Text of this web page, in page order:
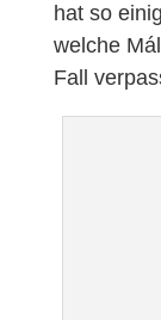
hat so
welche
Fall